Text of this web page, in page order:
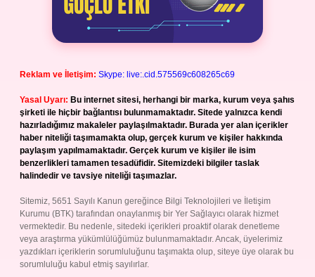
Reklam ve İletişim: Skype: live:.cid.575569c608265c69
Yasal Uyarı: Bu internet sitesi, herhangi bir marka, kurum veya şahıs
şirketi ile hiçbir bağlantısı bulunmamaktadır. Sitede yalnızca kendi
hazırladığımız makaleler paylaşılmaktadır. Burada yer alan içerikler
haber niteliği taşımamakta olup, gerçek kurum ve kişiler hakkında
paylaşım yapılmamaktadır. Gerçek kurum ve kişiler ile isim
benzerlikleri tamamen tesadüfidir. Sitemizdeki bilgiler taslak
halindedir ve tavsiye niteliği taşımazlar.
Sitemiz, 5651 Sayılı Kanun gereğince Bilgi Teknolojileri ve İletişim
Kurumu (BTK) tarafından onaylanmış bir Yer Sağlayıcı olarak hizmet
vermektedir. Bu nedenle, sitedeki içerikleri proaktif olarak denetleme
veya araştırma yükümlülüğümüz bulunmamaktadır. Ancak, üyelerimiz
yazdıkları içeriklerin sorumluluğunu taşımakta olup, siteye üye olarak bu
sorumluluğu kabul etmiş sayılırlar.